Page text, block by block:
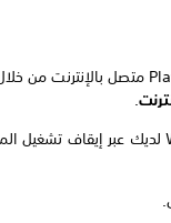
.